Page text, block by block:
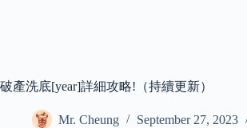
破產洗底[year]詳細攻略!（持續更新）
Mr. Cheung September 27, 2023